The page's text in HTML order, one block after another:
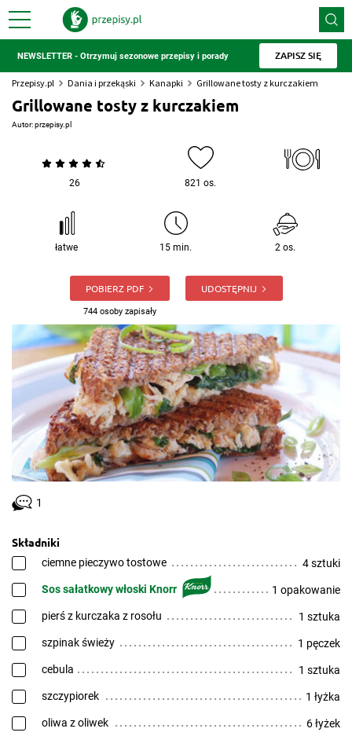
NEWSLETTER - Otrzymuj sezonowe przepisy i porady ZAPISZ SIĘ
Przepisy.pl Dania i przekąski Kanapki Grillowane tosty z kurczakiem
Grillowane tosty z kurczakiem
Autor:przepisy.pl
26 821 os.
łatwe 15 min. 2 os.
POBIERZ PDF
744 osoby zapisały
UDOSTĘPNIJ
1
Składniki
ciemne pieczywo tostowe 4 sztuki
Sos sałatkowy włoski Knorr 1 opakowanie
pierś z kurczaka z rosołu 1 sztuka
szpinak świeży 1 pęczek
cebula 1 sztuka
szczypiorek 1 łyżka
oliwa z oliwek 6 łyżek